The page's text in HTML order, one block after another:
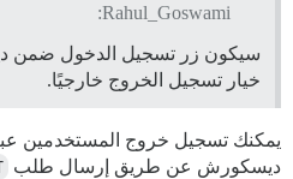
Rahul_Goswami:
سيكون زر تسجيل الدخول ضمن
خيار تسجيل الخروج خارجيًا.
يمكنك تسجيل خروج المستخدمين
ديسكورش عن طريق إرسال طلب